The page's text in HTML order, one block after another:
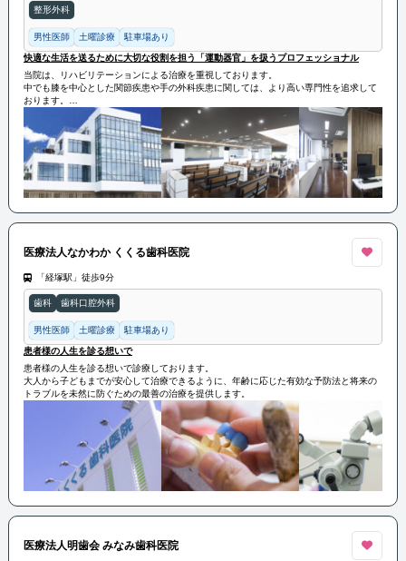
整形外科
男性医師 土曜診療 駐車場あり
快適な生活を送るために大切な役割を担う「運動器官」を扱うプロフェッショナル
当院は、リハビリテーションによる治療を重視しております。
中でも膝を中心とした関節疾患や手の外科疾患に関しては、より高い専門性を追求して
おります。
快適な生活を送るために大切な役割を担う「運動器官」を扱うプロフェッショナルで
す。
医療法人なかわか くくる歯科医院
「経塚駅」徒歩9分
歯科 歯科口腔外科
男性医師 土曜診療 駐車場あり
患者様の人生を診る想いで
患者様の人生を診る想いで診療しております。
大人から子どもまでが安心して治療できるように、年齢に応じた有効な予防法と将来の
トラブルを未然に防ぐための最善の治療を提供します。
医療法人明歯会 みなみ歯科医院